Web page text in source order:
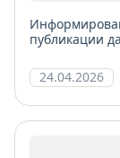
публикации
24.04.2026